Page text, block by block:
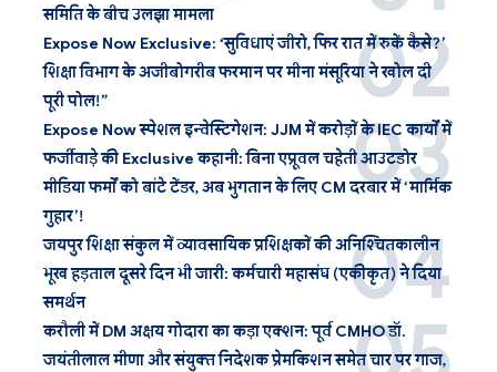
समिति के बीच उलझा मामला
Expose Now Exclusive: ‘सुविधाएं जीरो, फिर रात में रुकें कैसे?’
शिक्षा विभाग के अजीबोगरीब फरमान पर मीना मंसूरिया ने खोल दी
पूरी पोल!”
Expose Now स्पेशल इन्वेस्टिगेशन: JJM में करोड़ों के IEC कार्यों में
फर्जीवाड़े की Exclusive कहानी: बिना एप्रूवल चहेती आउटडोर
मीडिया फर्मों को बांटे टेंडर, अब भुगतान के लिए CM दरबार में ‘मार्मिक
गुहार’!
जयपुर शिक्षा संकुल में व्यावसायिक प्रशिक्षकों की अनिश्चितकालीन
भूख हड़ताल दूसरे दिन भी जारी: कर्मचारी महासंघ (एकीकृत) ने दिया
समर्थन
करौली में DM अक्षय गोदारा का कड़ा एक्शन: पूर्व CMHO डॉ.
जयंतीलाल मीणा और संयुक्त निदेशक प्रेमकिशन समेत चार पर गाज,